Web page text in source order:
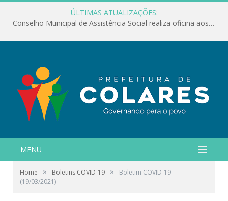
ÚLTIMAS ATUALIZAÇÕES:
Conselho Municipal de Assistência Social realiza oficina aos servidores
MENU
Home » Boletins COVID-19 »
Boletim COVID-19
(19/03/2021)